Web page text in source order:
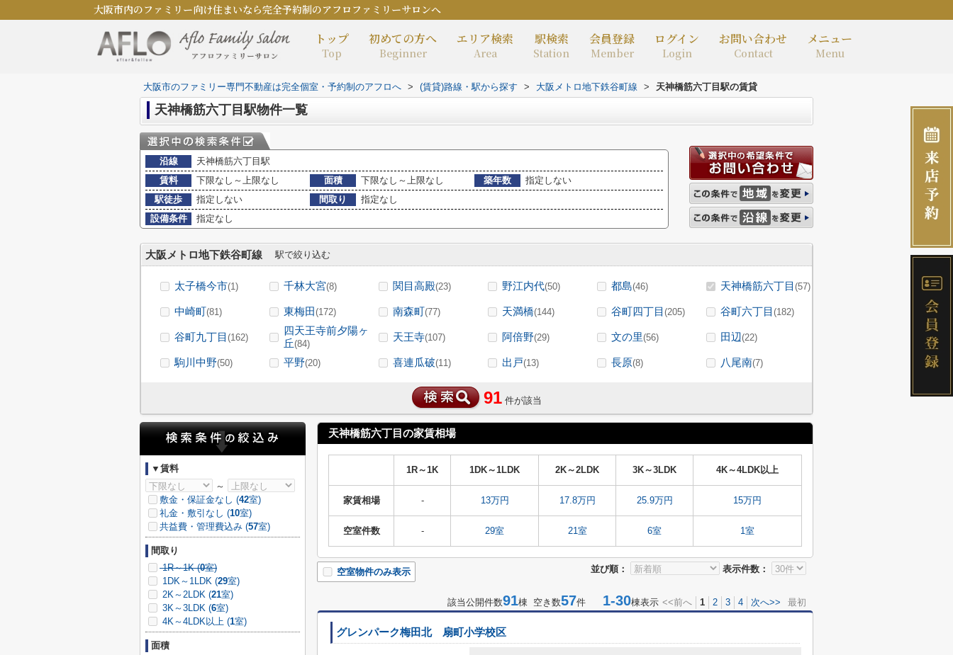
大阪市内のファミリー向け住まいなら完全予約制のアフロファミリーサロンへ
トップ
Top
初めての方へ
Beginner
エリア検索
Area
駅検索
Station
会員登録
Member
ログイン
Login
お問い合わせ
Contact
メニュー
Menu
大阪市のファミリー専門不動産は完全個室・予約制のアフロへ > (賃貸)路線・駅から探す > 大阪メトロ地下鉄谷町線 > 天神橋筋六丁目駅の賃貸
天神橋筋六丁目駅物件一覧
沿線
天神橋筋六丁目駅
賃料
下限なし～上限なし 面積 下限なし～上限なし 築年数
指定しない
駅徒歩
指定しない 間取り
指定なし
設備条件
指定なし
大阪メトロ地下鉄谷町線 駅で絞り込む
太子橋今市(1) 千林大宮(8) 関目高殿(23) 野江内代(50) 都島(46) 天神橋筋六丁目 (57)
中崎町(81) 東梅田(172) 南森町(77) 天満橋(144) 谷町四丁目 (205) 谷町六丁目 (182)
谷町九丁目 (162)
四天王寺前夕陽ヶ
丘(84)
天王寺(107) 阿倍野(29) 文の里(56) 田辺(22)
駒川中野(50) 平野(20) 喜連瓜破(11) 出戸(13) 長原(8) 八尾南(7)
91 件が該当
天神橋筋六丁目の家賃相場
1R～1K 1DK～1LDK 2K～2LDK 3K～3LDK 4K～4LDK以上
家賃相場 - 13万円 17.8万円 25.9万円 15万円
空室件数 - 29室 21室 6室 1室
並び順： 表示件数：
空室物件のみ表示
該当公開件数91棟 空き数57件 1-30棟表示 <<前へ 1 2 3 4 次へ>> 最初
グレンパーク梅田北 扇町小学校区
▼賃料
～
敷金・保証金なし (42室)
礼金・敷引なし (10室)
共益費・管理費込み (57室)
間取り
1R～1K (0室)
1DK～1LDK (29室)
2K～2LDK (21室)
3K～3LDK (6室)
4K～4LDK以上 (1室)
面積